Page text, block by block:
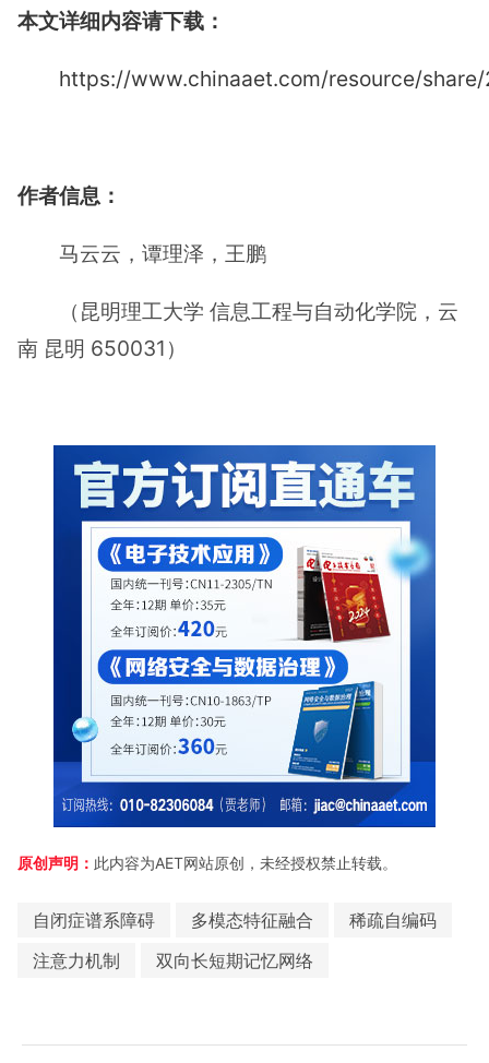
本文详细内容请下载：
https://www.chinaaet.com/resource/
作者信息：
马云云，谭理泽，王鹏
（昆明理工大学 信息工程与自动化学院，云
南 昆明 650031）
原创声明： 此内容为AET网站原创，未经授权禁止转载。
自闭症谱系障碍 多模态特征融合
稀疏自编码
注意力机制
双向长短期记忆网络